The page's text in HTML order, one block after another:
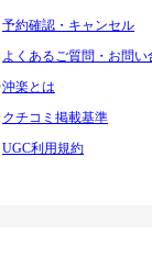
予約確認・キャンセル
よくあるご質問・お問い
沖楽とは
クチコミ掲載基準
UGC利用規約